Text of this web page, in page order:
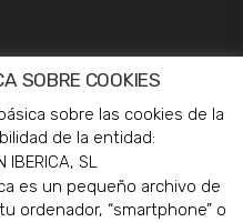
SOBRE COOKIES
sobre las cookies de la
de la entidad:
IBERICA, SL
es un pequeño archivo de
ordenador, “smartphone” o